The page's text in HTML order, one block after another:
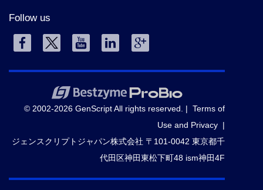
Follow us
© 2002-2026 GenScript All rights reserved. | Terms of
Use and Privacy |
ジェンスクリプトジャパン株式会社 〒101-0042 東京都千
代田区神田東松下町48 ism神田4F